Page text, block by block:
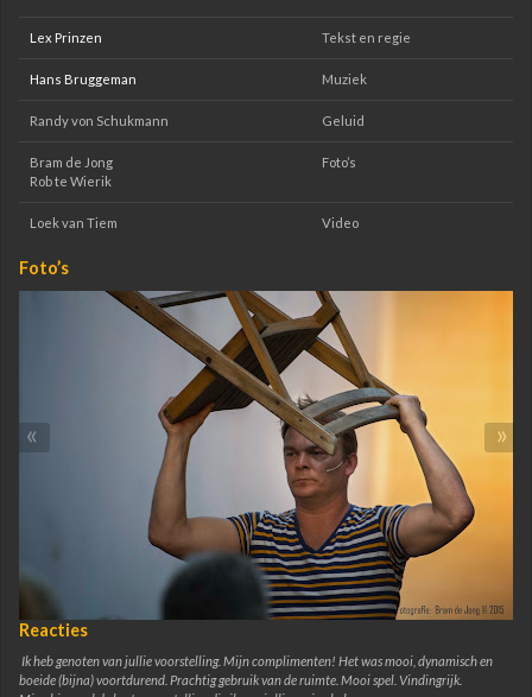
Lex Prinzen Tekst en regie
Hans Bruggeman Muziek
Randy von Schukmann Geluid
Bram de Jong
Rob te Wierik
Foto’s
Loek van Tiem Video
Foto’s
« »
Reacties
Ik heb genoten van jullie voorstelling. Mijn complimenten! Het was mooi, dynamisch en
boeide (bijna) voortdurend. Prachtig gebruik van de ruimte. Mooi spel. Vindingrijk.